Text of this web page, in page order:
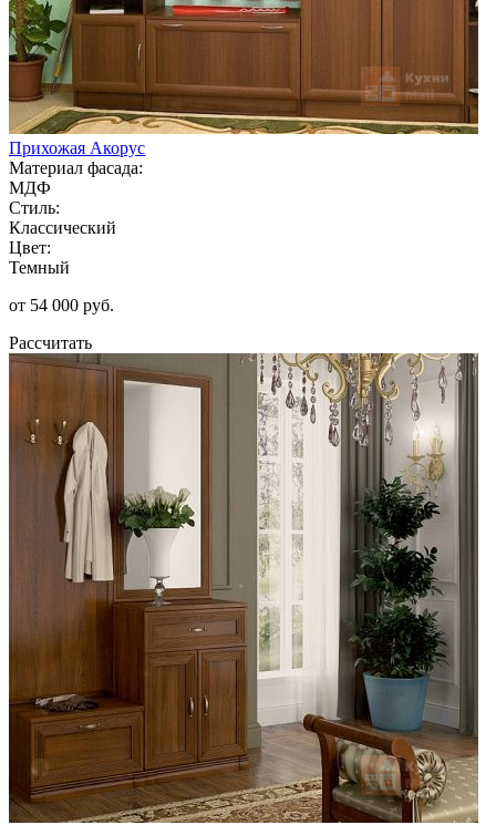
Прихожая Акорус
Материал фасада:
МДФ
Стиль:
Классический
Цвет:
Темный
от 54 000 руб.
Рассчитать